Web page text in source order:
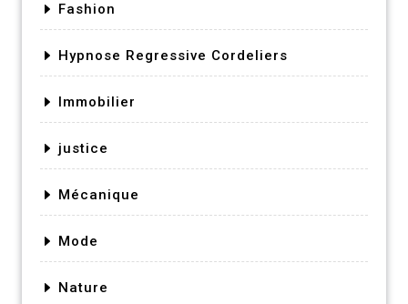
Fashion
Hypnose Regressive Cordeliers
Immobilier
justice
Mécanique
Mode
Nature